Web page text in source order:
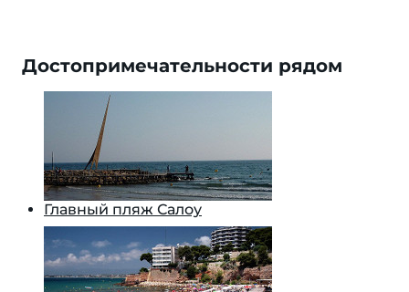
Достопримечательности рядом
Главный пляж Салоу